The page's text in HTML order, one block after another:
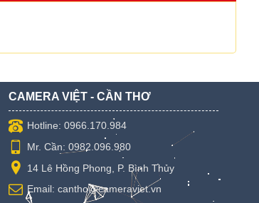
CAMERA VIỆT - CẦN THƠ
Hotline: 0966.170.984
Mr. Cần: 0982.096.980
14 Lê Hồng Phong, P. Bình Thủy
Email: cantho@cameraviet.vn